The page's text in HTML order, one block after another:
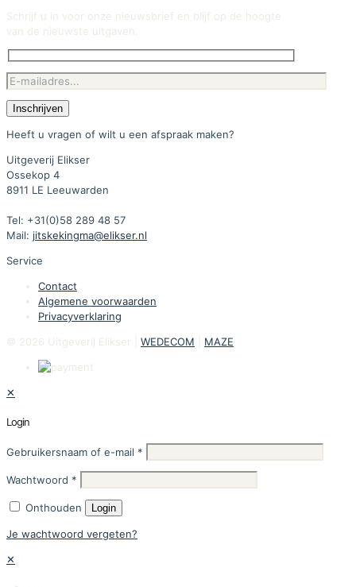
Schrijf u in voor onze nieuwsbrief en blijf op de hoogte
van de nieuwste uitgaven.
Heeft u vragen of wilt u een afspraak maken?
Uitgeverij Elikser
Ossekop 4
8911 LE Leeuwarden
Tel: +31(0)58 289 48 57
Mail: jitskekingma@elikser.nl
Service
Contact
Algemene voorwaarden
Privacyverklaring
© 2026 Uitgeverij Elikser | WEDECOM MAZE
✕
Login
Gebruikersnaam of e-mail *
Wachtwoord *
Onthouden Login
Je wachtwoord vergeten?
✕